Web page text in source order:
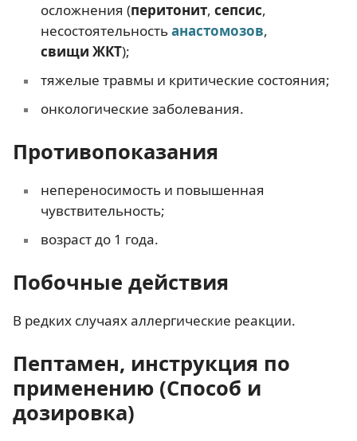
осложнения (перитонит, сепсис,
несостоятельностьанастомозов,
свищи ЖКТ);
тяжелые травмы и критические состояния;
онкологические заболевания.
Противопоказания
непереносимость и повышенная
чувствительность;
возраст до 1 года.
Побочные действия
В редких случаях аллергические реакции.
Пептамен, инструкция по
применению (Способ и
дозировка)